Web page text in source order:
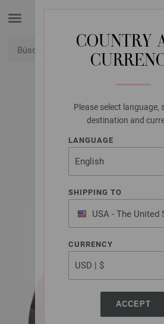
COUNTRY
Please select language,
destination and
LANGUAGE
SHIPPING TO
USA - The United
of America
CURRENCY
ACCEPT
LANA GROSSA
ORSETTINI